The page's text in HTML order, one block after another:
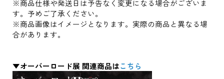
※商品仕様や発送日は予告なく変更になる場合がございま
す。予めご了承ください。
※商品画像はイメージとなります。実際の商品と異なる場
合があります。
▼オーバーロード展 関連商品はこちら